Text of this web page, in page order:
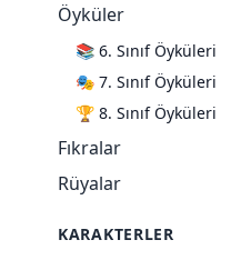
Öyküler
📚 6. Sınıf Öyküleri
🎭 7. Sınıf Öyküleri
🏆 8. Sınıf Öyküleri
Fıkralar
Rüyalar
KARAKTERLER